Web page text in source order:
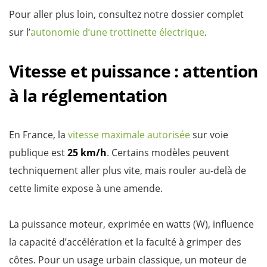
Pour aller plus loin, consultez notre dossier complet
sur l’autonomie d’une trottinette électrique.
Vitesse et puissance : attention
à la réglementation
En France, la vitesse maximale autoriséesur voie
publique est25 km/h. Certains modèles peuvent
techniquement aller plus vite, mais rouler au-delà de
cette limite expose à une amende.
La puissance moteur, exprimée en watts (W), influence
la capacité d’accélération et la faculté à grimper des
côtes. Pour un usage urbain classique, un moteur de